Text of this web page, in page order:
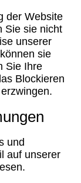
der Website
Sie sie nicht
unserer
sie
Sie Ihre
Blockieren
und
auf unserer